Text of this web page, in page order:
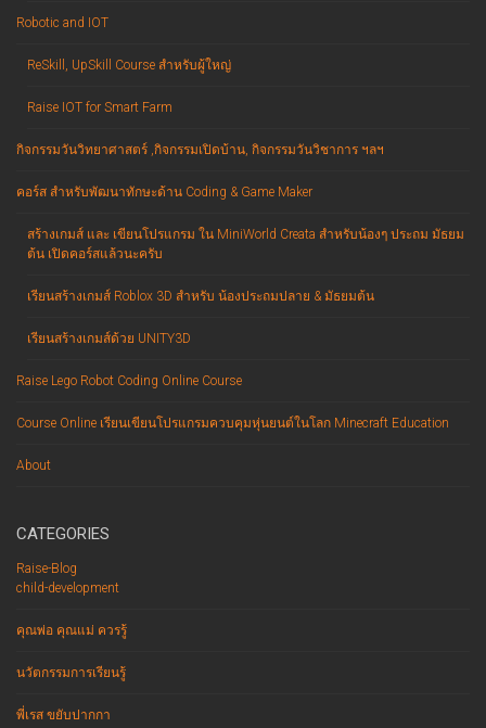
Robotic and IOT
ReSkill, UpSkill Course สำหรับผู้ใหญ่
Raise IOT for Smart Farm
กิจกรรมวันวิทยาศาสตร์ ,กิจกรรมเปิดบ้าน, กิจกรรมวันวิชาการ ฯลฯ
คอร์ส สำหรับพัฒนาทักษะด้าน Coding & Game Maker
สร้างเกมส์ และ เขียนโปรแกรม ใน MiniWorld Creata สำหรับน้องๆ ประถม มัธยม
ต้น เปิดคอร์สแล้วนะครับ
เรียนสร้างเกมส์ Roblox 3D สำหรับ น้องประถมปลาย & มัธยมต้น
เรียนสร้างเกมส์ด้วย UNITY3D
Raise Lego Robot Coding Online Course
Course Online เรียนเขียนโปรแกรมควบคุมหุ่นยนต์ในโลก Minecraft Education
About
CATEGORIES
Raise-Blog
child-development
คุณพ่อ คุณแม่ ควรรู้
นวัตกรรมการเรียนรู้
พี่เรส ขยับปากกา